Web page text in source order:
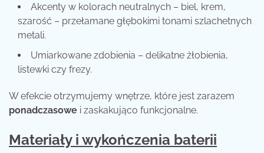
Akcenty w kolorach neutralnych – biel, krem,
szarość – przełamane głębokimi tonami szlachetnych
metali.
Umiarkowane zdobienia – delikatne żłobienia,
listewki czy frezy.
W efekcie otrzymujemy wnętrze, które jest zarazem
ponadczasowe i zaskakująco funkcjonalne.
Materiały i wykończenia baterii